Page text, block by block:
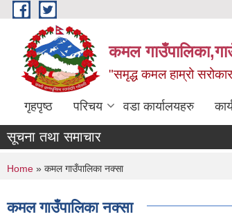
Skip to main content
कमल
"समृद्ध कमल हाम्रो
गृहपृष्ठ परिचय वडा कार्यालयहरु
सूचना तथा समाचार
You are here
Home » कमल गाउँपालिका नक्सा
कमल गाउँपालिका नक्सा